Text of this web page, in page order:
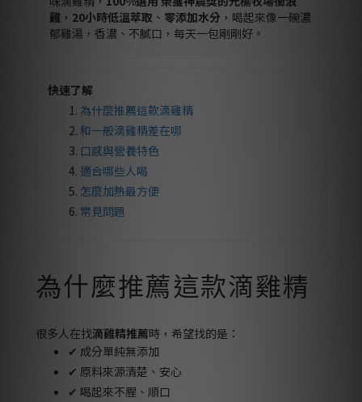
雞 ， 20小時低溫萃取 、 零添加水分 ，喝起來像一碗濃
郁雞湯，香濃、不膩口，每天一包剛剛好。
快速了解
為什麼推薦這款滴雞精
和一般滴雞精差在哪
口感與營養特色
適合哪些人喝
怎麼加熱最方便
常見問題
為什麼推薦這款滴雞精
很多人在找滴雞精推薦時，希望找的是：
✔ 成分單純無添加
✔ 原料來源清楚、安心
✔ 喝起來不腥、順口